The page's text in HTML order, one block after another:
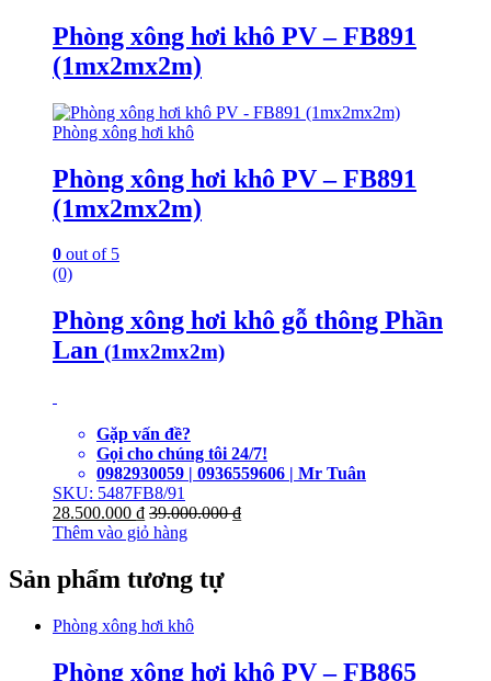
Phòng xông hơi khô PV – FB891
(1mx2mx2m)
Phòng xông hơi khô
Phòng xông hơi khô PV – FB891
(1mx2mx2m)
0 out of 5
(0)
Phòng xông hơi khô gỗ thông Phần
Lan (1mx2mx2m)
Gặp vấn đề?
Gọi cho chúng tôi 24/7!
0982930059 | 0936559606 | Mr Tuân
SKU: 5487FB8/91
28.500.000 ₫ 39.000.000₫
Thêm vào giỏ hàng
Sản phẩm tương tự
Phòng xông hơi khô
Phòng xông hơi khô PV – FB865